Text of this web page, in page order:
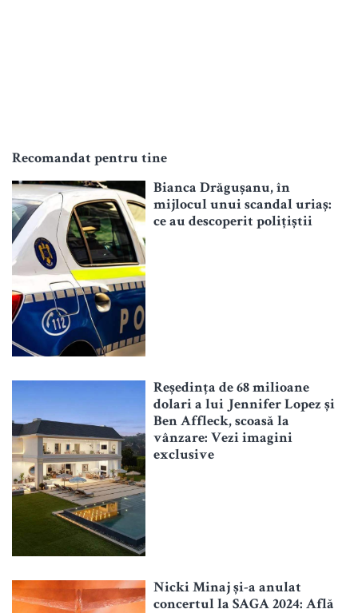
Recomandat pentru tine
Bianca Drăgușanu, în
mijlocul unui scandal uriaș:
ce au descoperit polițiștii
Reședința de 68 milioane
dolari a lui Jennifer Lopez și
Ben Affleck, scoasă la
vânzare: Vezi imagini
exclusive
Nicki Minaj și-a anulat
concertul la SAGA 2024: Află